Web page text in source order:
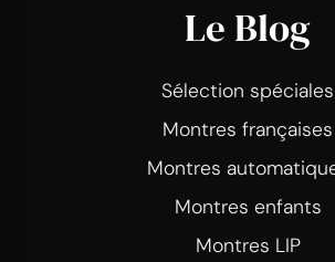
Le Blog
Sélection spéciales
Montres françaises
Montres
Montres enfants
Montres LIP